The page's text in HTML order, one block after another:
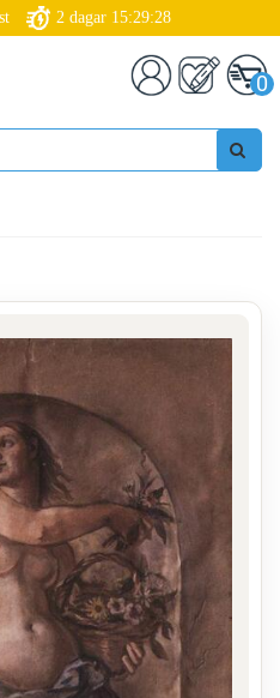
2 dagar 15:29:28
0